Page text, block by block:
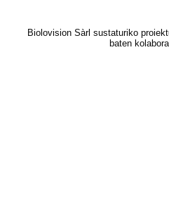
Biolovision Sàrl sustaturiko
baten